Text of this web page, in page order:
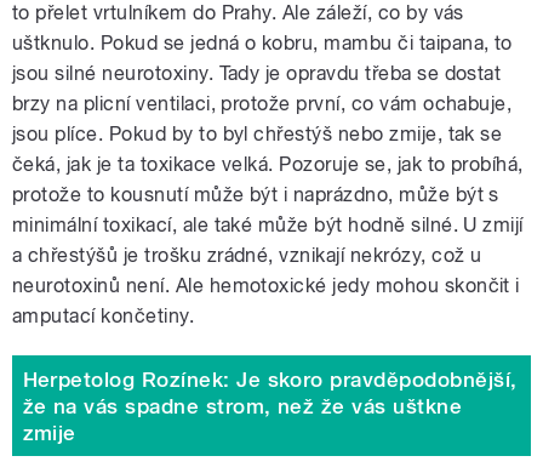
to přelet vrtulníkem do Prahy. Ale záleží, co by vás
uštknulo. Pokud se jedná o kobru, mambu či taipana, to
jsou silné neurotoxiny. Tady je opravdu třeba se dostat
brzy na plicní ventilaci, protože první, co vám ochabuje,
jsou plíce. Pokud by to byl chřestýš nebo zmije, tak se
čeká, jak je ta toxikace velká. Pozoruje se, jak to probíhá,
protože to kousnutí může být i naprázdno, může být s
minimální toxikací, ale také může být hodně silné. U zmijí
a chřestýšů je trošku zrádné, vznikají nekrózy, což u
neurotoxinů není. Ale hemotoxické jedy mohou skončit i
amputací končetiny.
Herpetolog Rozínek: Je skoro pravděpodobnější,
že na vás spadne strom, než že vás uštkne
zmije